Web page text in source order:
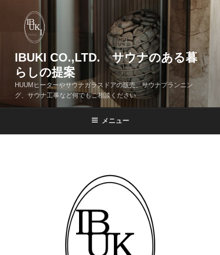
IBUKI CO.,LTD. サウナのある暮
らしの提案
HUUMヒーターやサウナガラスドアの販売、サウナプランニン
グ、サウナ工事など何でもご相談ください
メニュー